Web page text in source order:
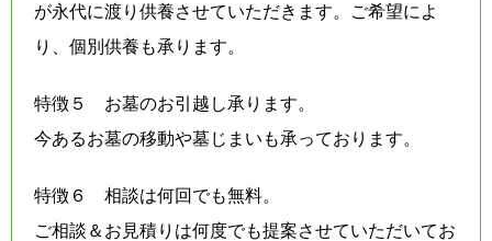
が永代に渡り供養させていただきます。ご希望によ
り、個別供養も承ります。
特徴５ お墓のお引越し承ります。
今あるお墓の移動や墓じまいも承っております。
特徴６ 相談は何回でも無料。
ご相談＆お見積りは何度でも提案させていただいてお